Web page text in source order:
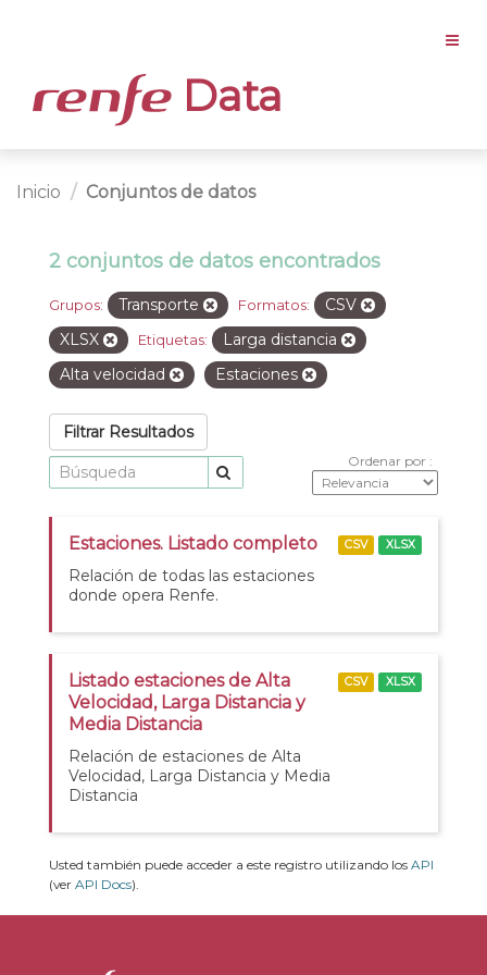
Data
Inicio Conjuntos de datos
2 conjuntos de datos encontrados
Grupos: Transporte Formatos:
CSV
XLSX
Etiquetas:
Larga distancia
Alta velocidad
Estaciones
Filtrar Resultados
Ordenar por
Estaciones. Listado completo
Relación de todas las estaciones
donde opera Renfe.
CSV XLSX
Listado estaciones de Alta
Velocidad, Larga Distancia y
Media Distancia
Relación de estaciones de Alta
Velocidad, Larga Distancia y Media
Distancia
CSV XLSX
Usted también puede acceder a este registro utilizando los API
(ver API Docs).